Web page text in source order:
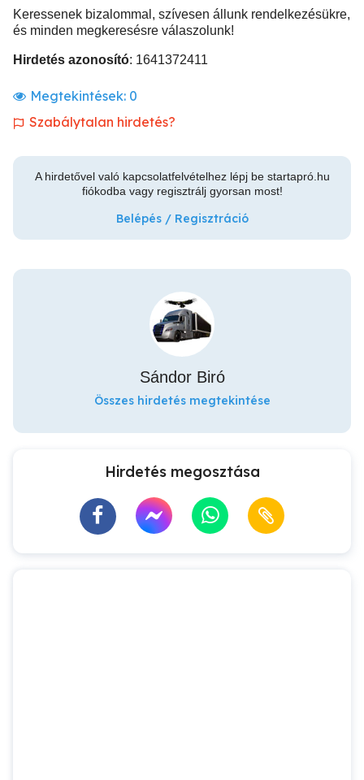
Keressenek bizalommal, szívesen állunk rendelkezésükre,
és minden megkeresésre válaszolunk!
Hirdetés azonosító: 1641372411
Megtekintések: 0
Szabálytalan hirdetés?
A hirdetővel való kapcsolatfelvételhez lépj be startapró.hu
fiókodba vagy regisztrálj gyorsan most!
Belépés / Regisztráció
Sándor Biró
Összes hirdetés megtekintése
Hirdetés megosztása